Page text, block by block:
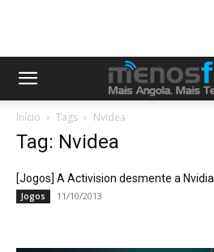
Início Tags Nvidea
Tag: Nvidea
[Jogos] A Activision desmente a Nvidia
Jogos 11/10/2013